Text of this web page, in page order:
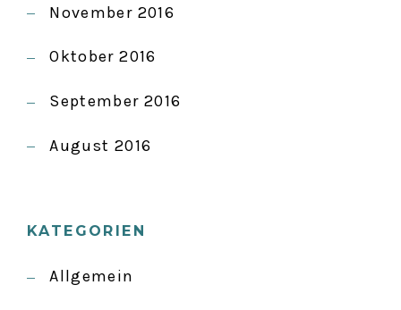
November 2016
Oktober 2016
September 2016
August 2016
KATEGORIEN
Allgemein